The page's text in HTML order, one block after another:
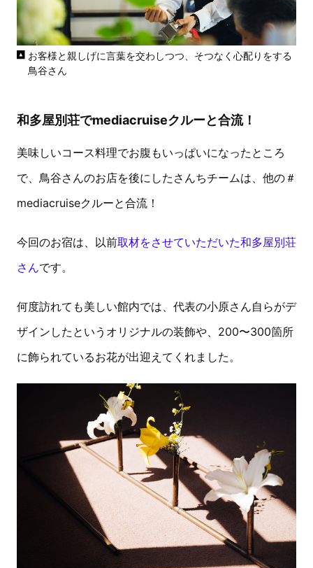
お客様と親しげに言葉を交わしつつ、そつなく心配りをする
鳥谷さん
和多屋別荘でmediacruiseクルーと合流！
美味しいコース料理でお腹もいっぱいになったところ
で、鳥谷さんのお店を後にしたさんちチームは、他の＃
mediacruiseクルーと合流！
今回のお宿は、以前取材をさせていただいた和多屋別荘
さんです。
何度訪れても美しい館内では、代表の小原さん自らがデ
ザインしたというオリジナルの装飾や、200〜300箇所
に飾られているお花が出迎えてくれました。